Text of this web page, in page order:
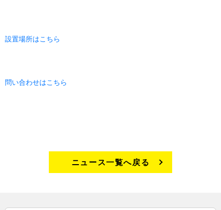
設置場所はこちら
問い合わせはこちら
ニュース一覧へ戻る